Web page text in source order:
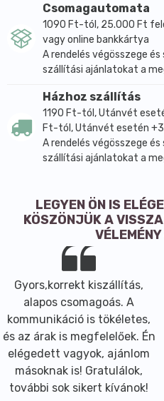
Csomagautomata
1090 Ft-tól, 25.000 Ft
vagy online bankkártya
A rendelés végösszege
szállítási ajánlatokat a
Házhoz szállítás
1190 Ft-tól, Utánvét
Ft-tól, Utánvét esetén
A rendelés végösszege
szállítási ajánlatokat a
LEGYEN ÖN IS
KÖSZÖNJÜK A
Gyors,korrekt kiszállítás,
alapos csomagoás. A
kommunikáció is tökéletes,
és az árak is megfelelőek. Én
elégedett vagyok, ajánlom
másoknak is! Gratulálok,
további sok sikert kívánok!